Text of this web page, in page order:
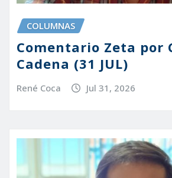
COLUMNAS
Comentario Zeta por
Cadena (31 JUL)
René Coca Jul 31, 2026